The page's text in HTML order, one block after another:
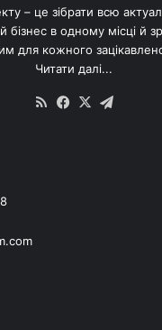
– це зібрати всю
бізнес в одному місці й
для кожного
Читати далі...
RSS Facebook
X